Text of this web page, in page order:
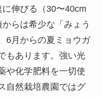
伸びる（30〜40cm
らは希少な「みょう
6月からの夏ミョウガ
もあります。強い光
や化学肥料を一切使
自然栽培農園ではグ